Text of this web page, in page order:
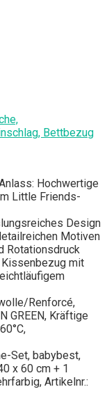
Bettbezug
Hochwertige
Little Friends-
Design
Motiven
Rotationsdruck
mit
Renforcé,
GREEN, Kräftige
Set, babybest,
x 60 cm + 1
Artikelnr.: